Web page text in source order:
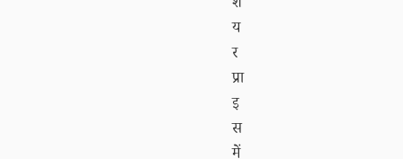
शे
य
र
प्रा
इ
स